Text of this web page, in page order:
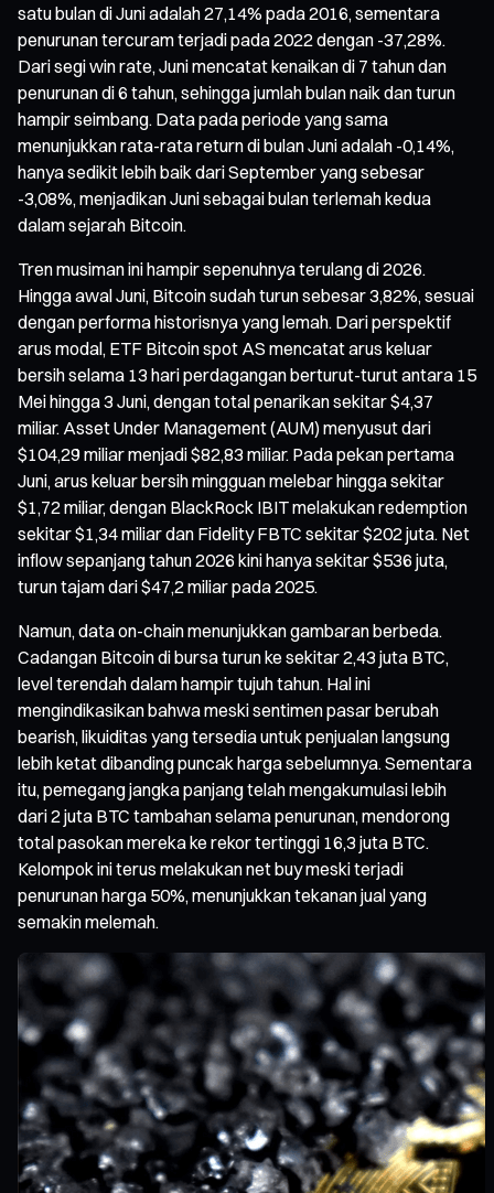
satu bulan di Juni adalah 27,14% pada 2016, sementara
penurunan tercuram terjadi pada 2022 dengan -37,28%.
Dari segi win rate, Juni mencatat kenaikan di 7 tahun dan
penurunan di 6 tahun, sehingga jumlah bulan naik dan turun
hampir seimbang. Data pada periode yang sama
menunjukkan rata-rata return di bulan Juni adalah -0,14%,
hanya sedikit lebih baik dari September yang sebesar
-3,08%, menjadikan Juni sebagai bulan terlemah kedua
dalam sejarah Bitcoin.
Tren musiman ini hampir sepenuhnya terulang di 2026.
Hingga awal Juni, Bitcoin sudah turun sebesar 3,82%, sesuai
dengan performa historisnya yang lemah. Dari perspektif
arus modal, ETF Bitcoin spot AS mencatat arus keluar
bersih selama 13 hari perdagangan berturut-turut antara 15
Mei hingga 3 Juni, dengan total penarikan sekitar $4,37
miliar. Asset Under Management (AUM) menyusut dari
$104,29 miliar menjadi $82,83 miliar. Pada pekan pertama
Juni, arus keluar bersih mingguan melebar hingga sekitar
$1,72 miliar, dengan BlackRock IBIT melakukan redemption
sekitar $1,34 miliar dan Fidelity FBTC sekitar $202 juta. Net
inflow sepanjang tahun 2026 kini hanya sekitar $536 juta,
turun tajam dari $47,2 miliar pada 2025.
Namun, data on-chain menunjukkan gambaran berbeda.
Cadangan Bitcoin di bursa turun ke sekitar 2,43 juta BTC,
level terendah dalam hampir tujuh tahun. Hal ini
mengindikasikan bahwa meski sentimen pasar berubah
bearish, likuiditas yang tersedia untuk penjualan langsung
lebih ketat dibanding puncak harga sebelumnya. Sementara
itu, pemegang jangka panjang telah mengakumulasi lebih
dari 2 juta BTC tambahan selama penurunan, mendorong
total pasokan mereka ke rekor tertinggi 16,3 juta BTC.
Kelompok ini terus melakukan net buy meski terjadi
penurunan harga 50%, menunjukkan tekanan jual yang
semakin melemah.